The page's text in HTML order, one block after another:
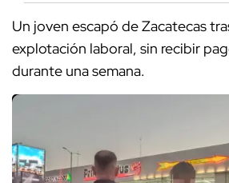
Un joven escapó de Zacatecas
explotación laboral, sin recibir
durante una semana.